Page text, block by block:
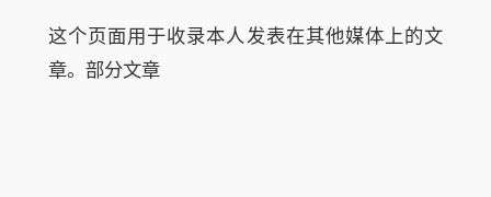
这个页面用于收录本人发表在其他媒体上的文
章。部分文章